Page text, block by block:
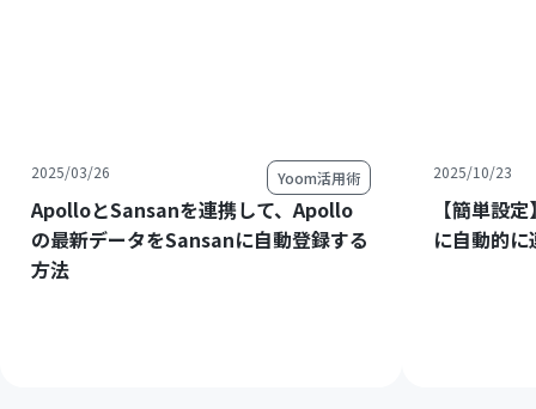
2025/03/26 Yoom活用術
ApolloとSansanを連携して、Apollo
の最新データをSansanに自動登録する
方法
2025/10/23
【簡単設
に自動的